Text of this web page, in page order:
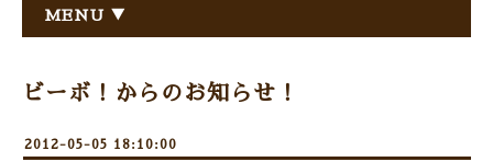
MENU ▼
ビーボ！からのお知らせ！
2012-05-05 18:10:00